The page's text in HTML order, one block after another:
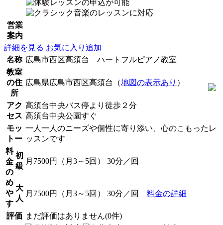
営業
案内
詳細を見る お気に入り追加
名称 広島市西区高須台 ハートフルピアノ教室
教室
の住
所
広島県広島市西区高須台（地図の表示あり ）
アク
セス
高須台中央バス停より徒歩２分
高須台中央公園すぐ
モッ
トー
一人一人のニーズや個性に寄り添い、心のこもったレ
ッスンです
料
金
の
め
や
す
初
級
月7500円（月3～5回） 30分／回
大
人
月7500円（月3～5回） 30分／回 料金の詳細
評価 まだ評価はありません(0件)